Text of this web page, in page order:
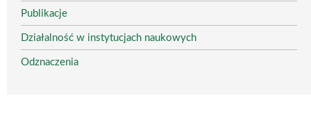
Publikacje
Działalność w instytucjach naukowych
Odznaczenia